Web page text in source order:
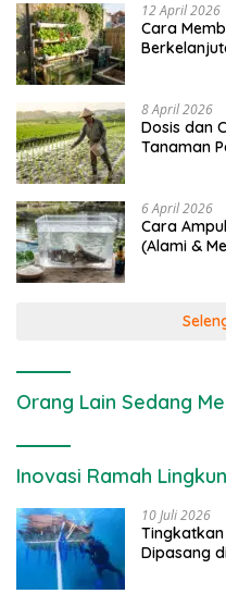
12 April 2026
Cara
8 April 2026
Dosis dan
Tanaman
6 April 2026
Cara
(Alami &
Orang Lain Sedang
Inovasi Ramah
10 Juli 2026
Dipasang